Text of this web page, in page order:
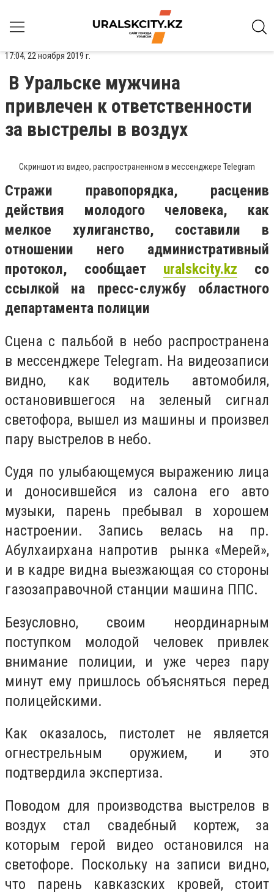
17:04, 22 ноября 2019 г.
В Уральске мужчина
привлечен к ответственности
за выстрелы в воздух
Скриншот из видео, распространенном в мессенджере Telegram
Стражи правопорядка, расценив
действия молодого человека, как
мелкое хулиганство, составили в
отношении него административный
протокол, сообщает uralskcity.kz со
ссылкой на пресс-службу областного
департамента полиции
Сцена с пальбой в небо распространена
в мессенджере Telegram. На видеозаписи
видно, как водитель автомобиля,
остановившегося на зеленый сигнал
светофора, вышел из машины и произвел
пару выстрелов в небо.
Судя по улыбающемуся выражению лица
и доносившейся из салона его авто
музыки, парень пребывал в хорошем
настроении. Запись велась на пр.
Абулхаирхана напротив рынка «Мерей»,
и в кадре видна выезжающая со стороны
газозаправочной станции машина ППС.
Безусловно, своим неординарным
поступком молодой человек привлек
внимание полиции, и уже через пару
минут ему пришлось объясняться перед
полицейскими.
Как оказалось, пистолет не является
огнестрельным оружием, и это
подтвердила экспертиза.
Поводом для производства выстрелов в
воздух стал свадебный кортеж, за
которым герой видео остановился на
светофоре. Поскольку на записи видно,
что парень кавказских кровей, стоит